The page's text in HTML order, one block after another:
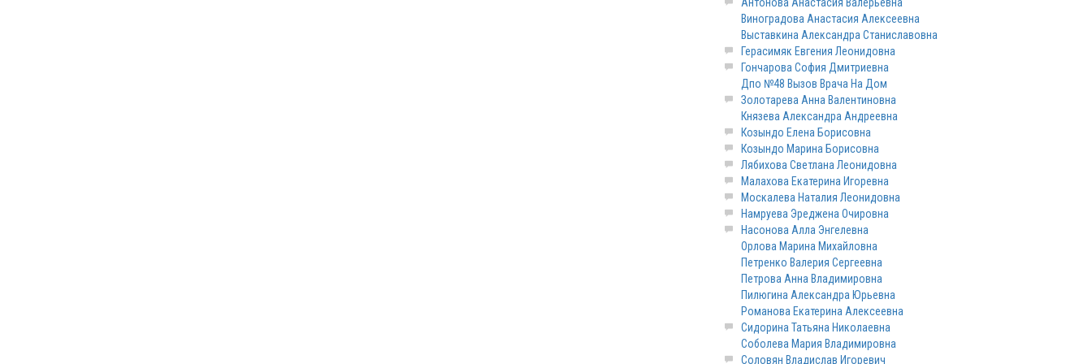
Виноградова Анастасия Алексеевна
Выставкина Александра Станиславовна
Герасимяк Евгения Леонидовна
Гончарова София Дмитриевна
Дпо №48 Вызов Врача На Дом
Золотарева Анна Валентиновна
Князева Александра Андреевна
Козындо Елена Борисовна
Козындо Марина Борисовна
Лябихова Светлана Леонидовна
Малахова Екатерина Игоревна
Москалева Наталия Леонидовна
Намруева Эреджена Очировна
Насонова Алла Энгелевна
Орлова Марина Михайловна
Петренко Валерия Сергеевна
Петрова Анна Владимировна
Пилюгина Александра Юрьевна
Романова Екатерина Алексеевна
Сидорина Татьяна Николаевна
Соболева Мария Владимировна
Соловян Владислав Игоревич